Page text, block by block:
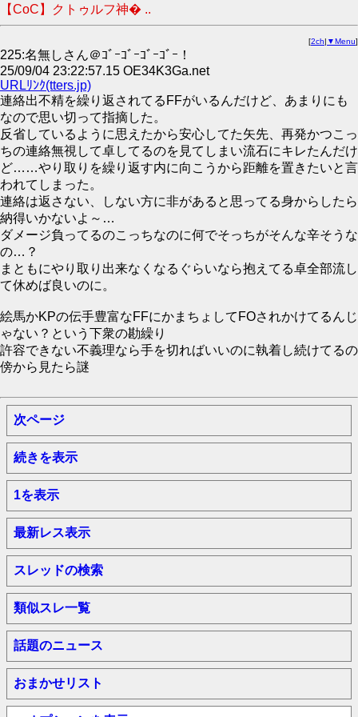
【CoC】クトゥルフ神� ..
[2ch| ▼Menu]
225:名無しさん＠ｺﾞｰｺﾞｰｺﾞｰｺﾞｰ！
25/09/04 23:22:57.15 OE34K3Ga.net
URLﾘﾝｸ(tters.jp)
連絡出不精を繰り返されてるFFがいるんだけど、あまりにも
なので思い切って指摘した。
反省しているように思えたから安心してた矢先、再発かつこっ
ちの連絡無視して卓してるのを見てしまい流石にキレたんだけ
ど……やり取りを繰り返す内に向こうから距離を置きたいと言
われてしまった。
連絡は返さない、しない方に非があると思ってる身からしたら
納得いかないよ～…
ダメージ負ってるのこっちなのに何でそっちがそんな辛そうな
の…？
まともにやり取り出来なくなるぐらいなら抱えてる卓全部流し
て休めば良いのに。
絵馬かKPの伝手豊富なFFにかまちょしてFOされかけてるんじ
ゃない？という下衆の勘繰り
許容できない不義理なら手を切ればいいのに執着し続けてるの
傍から見たら謎
次ページ
続きを表示
1を表示
最新レス表示
スレッドの検索
類似スレ一覧
話題のニュース
おまかせリスト